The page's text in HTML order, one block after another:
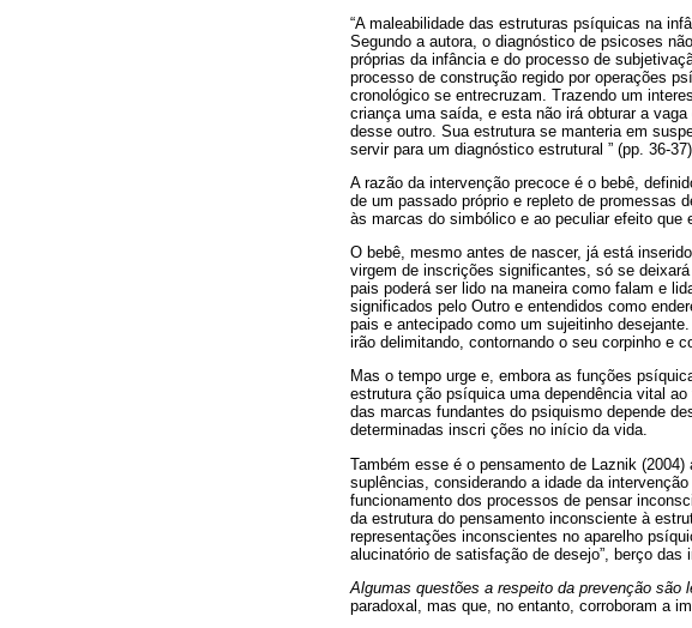
“A maleabilidade das estruturas psíquicas na
Segundo a autora, o diagnóstico de psicoses
próprias da infância e do processo de
processo de construção regido por operações
cronológico se entrecruzam. Trazendo um
criança uma saída, e esta não irá obturar a
desse outro. Sua estrutura se manteria em
servir para um diagnóstico estrutural ” (pp. 36-37).
A razão da intervenção precoce é o bebê,
de um passado próprio e repleto de promessas
às marcas do simbólico e ao peculiar efeito que
O bebê, mesmo antes de nascer, já está
virgem de inscrições significantes, só se
pais poderá ser lido na maneira como falam e
significados pelo Outro e entendidos como
pais e antecipado como um sujeitinho
irão delimitando, contornando o seu corpinho e
Mas o tempo urge e, embora as funções
estrutura ção psíquica uma dependência vital
das marcas fundantes do psiquismo depende
determinadas inscri ções no início da vida.
Também esse é o pensamento de Laznik
suplências, considerando a idade da
funcionamento dos processos de pensar
da estrutura do pensamento inconsciente à
representações inconscientes no aparelho
alucinatório de satisfação de desejo”, berço
Algumas questões a respeito da prevenção são
paradoxal, mas que, no entanto, corroboram a